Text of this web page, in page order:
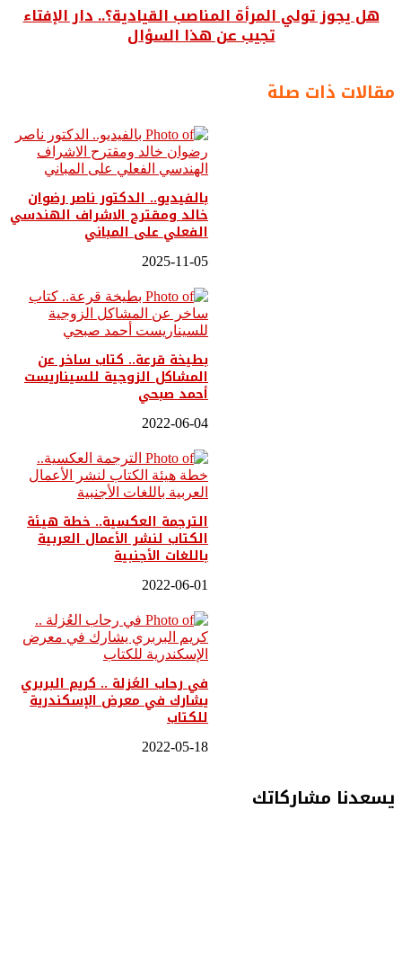
هل يجوز تولي المرأة المناصب القيادية؟.. دار الإفتاء
تجيب عن هذا السؤال
مقالات ذات صلة
بالفيديو.. ‎الدكتور ناصر رضوان
خالد ومقترح الاشراف الهندسي
الفعلي على المباني
2025-11-05
بطيخة قرعة.. كتاب ساخر عن
المشاكل الزوجية للسيناريست
أحمد صبحي
2022-06-04
الترجمة العكسية.. خطة هيئة
الكتاب لنشر الأعمال العربية
باللغات الأجنبية
2022-06-01
في رحاب العُزلة .. كريم البربري
يشارك في معرض الإسكندرية
للكتاب
2022-05-18
يسعدنا مشاركاتك